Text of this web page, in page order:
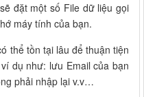
đặt một số File dữ liệu gọi
máy tính của bạn.
thể tồn tại lâu để thuận tiện
dụ như: lưu Email của bạn
phải nhập lại v.v…